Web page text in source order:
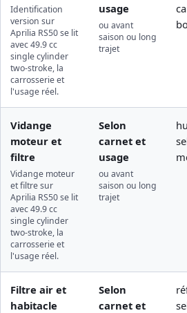
Identification
version sur
Aprilia RS50 se lit
avec 49.9 cc
single cylinder
two-stroke, la
carrosserie et
l'usage réel.
usage
ou avant
saison ou long
trajet
Vidange
moteur et
filtre
Vidange moteur
et filtre sur
Aprilia RS50 se lit
avec 49.9 cc
single cylinder
two-stroke, la
carrosserie et
l'usage réel.
Selon
carnet et
usage
ou avant
saison ou long
trajet
Filtre air et
habitacle
Selon
carnet et